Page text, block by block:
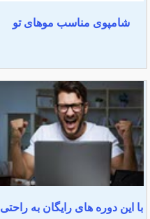
شامپوی مناسب موهای تو
با این دوره های رایگان به راحتی